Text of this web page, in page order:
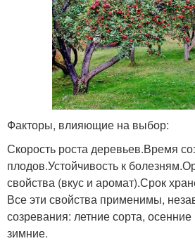
Синие яблоки
Прозрачные яблоки
Факторы, влияющие на выбор:
Скорость роста деревьев.Время
плодов.Устойчивость к
свойства (вкус и аромат).Срок
Все эти свойства применимы,
созревания: летние сорта,
зимние.